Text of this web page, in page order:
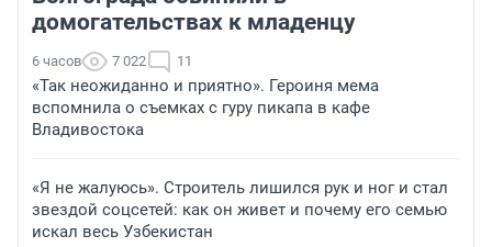
домогательствах к младенцу
6 часов 7 022 11
«Так неожиданно и приятно». Героиня мема
вспомнила о съемках с гуру пикапа в кафе
Владивостока
«Я не жалуюсь». Строитель лишился рук и ног и стал
звездой соцсетей: как он живет и почему его семью
искал весь Узбекистан